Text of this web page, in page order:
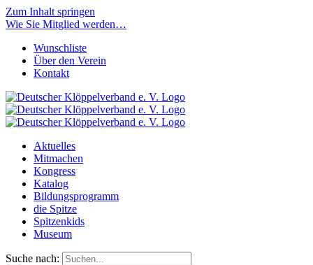
Zum Inhalt springen
Wie Sie Mitglied werden…
Wunschliste
Über den Verein
Kontakt
Aktuelles
Mitmachen
Kongress
Katalog
Bildungsprogramm
die Spitze
Spitzenkids
Museum
Suche nach: